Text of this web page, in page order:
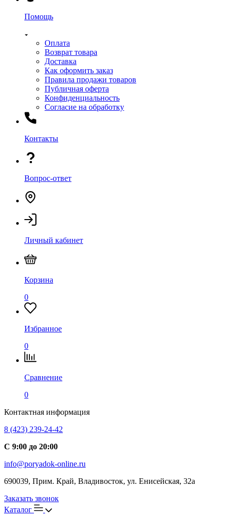
Помощь
Оплата
Возврат товара
Доставка
Как оформить заказ
Правила продажи товаров
Публичная оферта
Конфиденциальность
Согласие на обработку
Контакты
Вопрос-ответ
Личный кабинет
Корзина
0
Избранное
0
Сравнение
0
Контактная информация
8 (423) 239-24-42
С 9:00 до 20:00
info@poryadok-online.ru
690039, Прим. Край, Владивосток, ул. Енисейская, 32а
Заказать звонок
Каталог